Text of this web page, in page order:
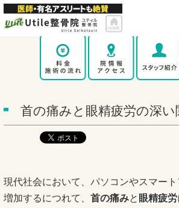
首の痛みと眼精疲労の深い
現代社会において、パソコンやスマー
増加するにつれて、 首の痛みと 眼精疲労